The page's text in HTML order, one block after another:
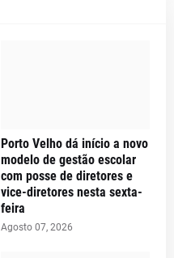
Porto Velho dá início a novo
modelo de gestão escolar
com posse de diretores e
vice-diretores nesta sexta-
feira
Agosto 07, 2026